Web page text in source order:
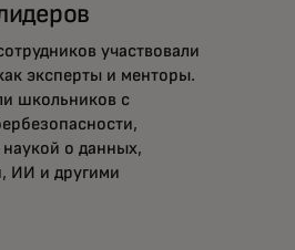
участвовали
эксперты и менторы.
школьников с
о данных,
ИИ и другими